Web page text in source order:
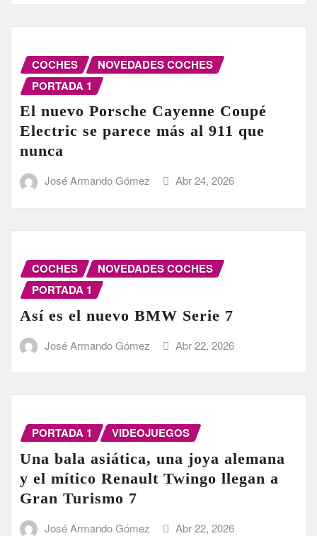
COCHES
NOVEDADES COCHES
PORTADA 1
El nuevo Porsche Cayenne Coupé
Electric se parece más al 911 que
nunca
José Armando Gómez Abr 24, 2026
COCHES
NOVEDADES COCHES
PORTADA 1
Así es el nuevo BMW Serie 7
José Armando Gómez Abr 22, 2026
PORTADA 1 VIDEOJUEGOS
Una bala asiática, una joya alemana
y el mítico Renault Twingo llegan a
Gran Turismo 7
José Armando Gómez Abr 22, 2026